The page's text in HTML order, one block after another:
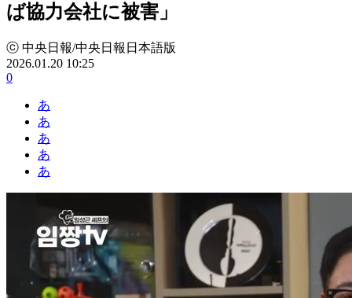
ば協力会社に被害」
ⓒ 中央日報/中央日報日本語版
2026.01.20 10:25
0
あ
あ
あ
あ
あ